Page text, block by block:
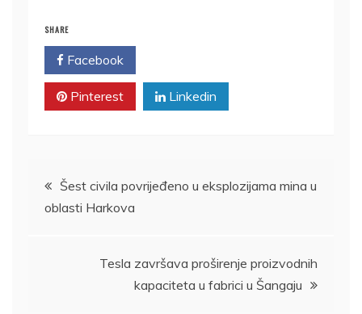
SHARE
Facebook
Pinterest Linkedin
Kretanje
članka
Šest civila povrijeđeno u eksplozijama mina u
oblasti Harkova
Tesla završava proširenje proizvodnih
kapaciteta u fabrici u Šangaju